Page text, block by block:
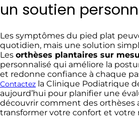
un soutien
Les symptômes du pied plat
quotidien, mais une solution
Les orthèses plantaires sur
personnalisé qui améliore la
et redonne confiance à chaque
Contactez la Clinique Podiatrique
aujourd’hui pour planifier une
découvrir comment des orthèses
transformer votre confort et votre